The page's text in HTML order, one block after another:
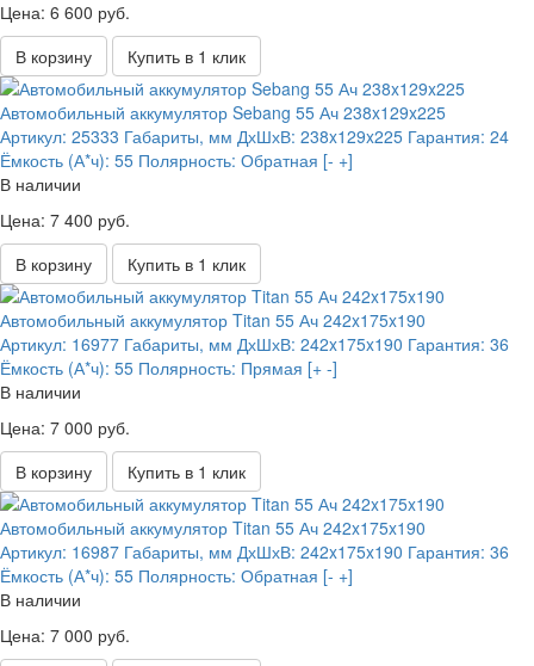
Цена: 6 600 руб.
В корзину
Купить в 1 клик
Автомобильный аккумулятор Sebang 55 Ач 238x129x225
Артикул: 25333 Габариты, мм ДхШхВ: 238x129x225 Гарантия: 24
Ёмкость (А*ч): 55 Полярность: Обратная [- +]
В наличии
Цена: 7 400 руб.
В корзину
Купить в 1 клик
Автомобильный аккумулятор Titan 55 Ач 242x175x190
Артикул: 16977 Габариты, мм ДхШхВ: 242x175x190 Гарантия: 36
Ёмкость (А*ч): 55 Полярность: Прямая [+ -]
В наличии
Цена: 7 000 руб.
В корзину
Купить в 1 клик
Автомобильный аккумулятор Titan 55 Ач 242x175x190
Артикул: 16987 Габариты, мм ДхШхВ: 242x175x190 Гарантия: 36
Ёмкость (А*ч): 55 Полярность: Обратная [- +]
В наличии
Цена: 7 000 руб.